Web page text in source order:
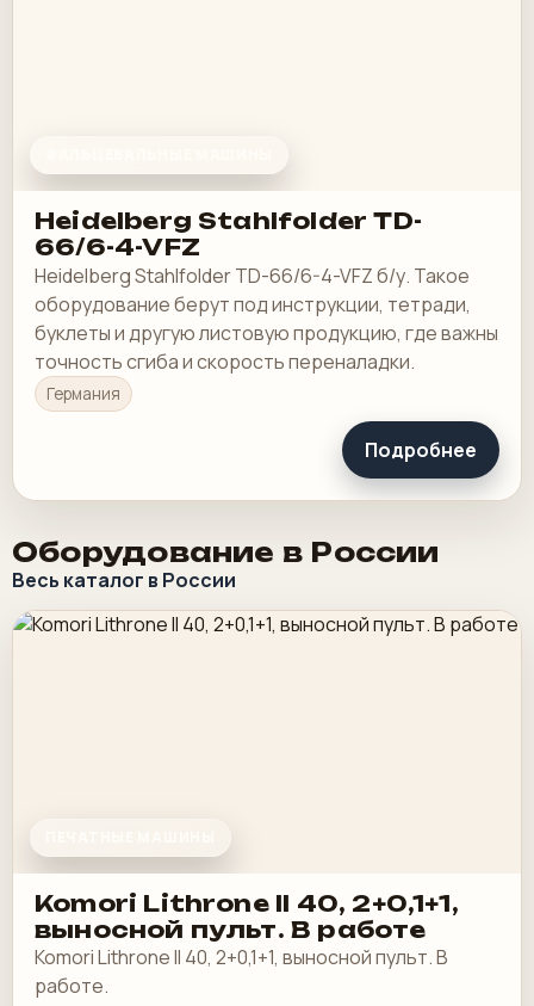
Heidelberg Stahlfolder TD-
66/6-4-VFZ
Heidelberg Stahlfolder TD-66/6-4-VFZ б/у. Такое
оборудование берут под инструкции, тетради,
буклеты и другую листовую продукцию, где важны
точность сгиба и скорость переналадки.
Германия
Подробнее
Оборудование в России
Весь каталог в России
Komori Lithrone II 40, 2+0,1+1,
выносной пульт. В работе
Komori Lithrone II 40, 2+0,1+1, выносной пульт. В
работе.